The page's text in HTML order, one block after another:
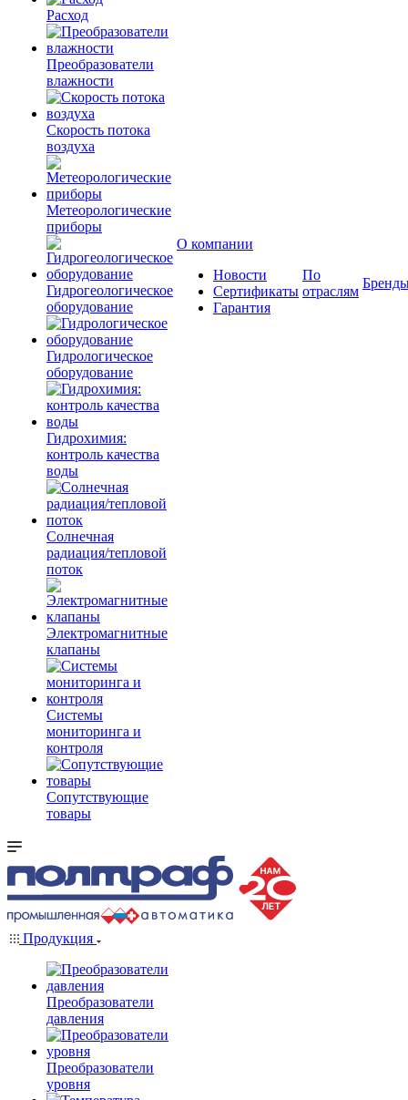
Расход
Преобразователи
влажности
Скорость потока
воздуха
Метеорологические
приборы
Гидрогеологическое
оборудование
Гидрологическое
оборудование
Гидрохимия:
контроль качества
воды
Солнечная
радиация/тепловой
поток
Электромагнитные
клапаны
Системы
мониторинга и
контроля
Сопутствующие
товары
О компании
Новости
Сертификаты
Гарантия
По
отраслям
Продукция
Преобразователи
давления
Преобразователи
уровня